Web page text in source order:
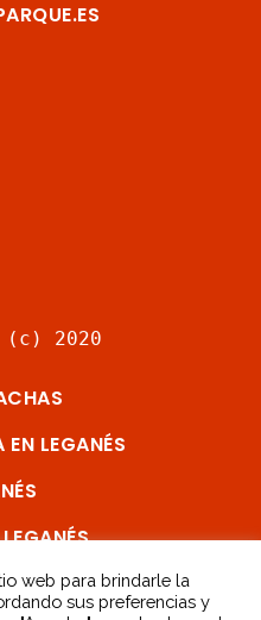
(c) 2020
LEGANÉS
SUR
web para brindarle la
sus preferencias y